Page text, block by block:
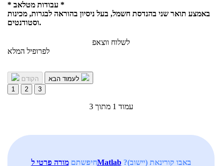
* עבודות מטלאב *
באמצע תואר שני בהנדסת חשמל, בעל ניסיון בהוראה לבגרות, מכינות
וסטודנטים.
לשלוח ווצאפ
לפרופיל המלא
הקודם
1
2 3
עמוד 1 מתוך 3
חיפשתםמורה פרטי לMatlabבאבו קורינאת (יישוב)?